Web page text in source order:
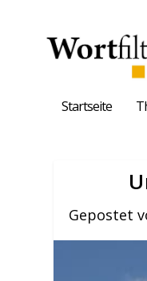
Startseite
Gepostet